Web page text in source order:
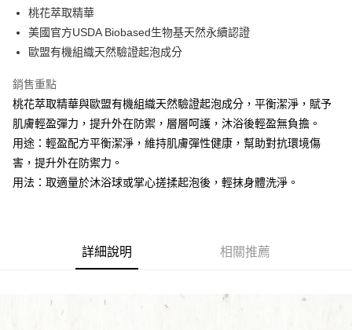
全盈+PAY
大哥付你分期
相關說明
1.本服務由台灣大哥大提供，台灣大哥大用戶可立即使用無須另外申請。
2.付款方式選擇「大哥付你分期」，訂單成立後會自動跳轉到大哥付的交易
流程，驗證手機門號後，選擇欲分期的期數、繳款截止日，確認付款後即完
成交易。
3.實際核准額度、可分期數及費用金額請依後續交易確認頁面所載為準。
4.訂單成立30分鐘內，如未前往確認交易或遇審核未通過，訂單將自動取
消。如遇「轉專審核」未通過狀況，表示未達大哥付你分期系統評分，恕無
法說明評估內容。
2.透過簡訊連結打開帳單後，可選擇「超商條碼／台灣大直營門市／銀行轉
帳／街口支付／iPASS MONEY」等通路繳費。
1.本服務係由「台灣大哥大股份有限公司」（以下簡稱本公司）所提供，讓
用戶於交易時，得透過本服務購買商品或服務，並由商店將買賣／分期付款
AFTEE先享後付
相關說明
【關於「AFTEE先享後付」】
AFTEE先享後付是「在收到商品之後才付款」的支付方式。 讓您購物簡單
１．簡單：不需註冊會員、不需綁卡、不需儲值。
２．便利：只要手機號碼，簡訊認證，即可結帳。
結帳頁面，進行簡訊認證並確認金額後，即可完成結帳。
２．訂單成立數日內，您將收到繳費通知簡訊。
ATM／網路銀行／等多元方式進行付款，方視為交易完成。
※ 請注意：結帳手續完成當下不需立刻繳費，但若您需要取消訂單，請聯絡
ATM付款
運送方式
付款後7-11取貨
每筆NT$70，滿NT$899(含以上)免運費
桃花萃取精華
美國官方USDA Biobased生物基天然永續認證
歐盟有機組織天然驗證起泡成分
銷售重點
桃花萃取精華與歐盟有機組織天然驗證起泡成分，平衡潔淨，賦予
肌膚輕盈彈力，提升外在防禦，層層呵護，沐浴後輕盈無負擔。
用途：輕盈配方平衡潔淨，維持肌膚彈性健康，幫助對抗環境傷
害，提升外在防禦力。
用法：取適量於沐浴球或掌心搓揉起泡後，輕抹身體洗淨。
詳細說明 相關推薦